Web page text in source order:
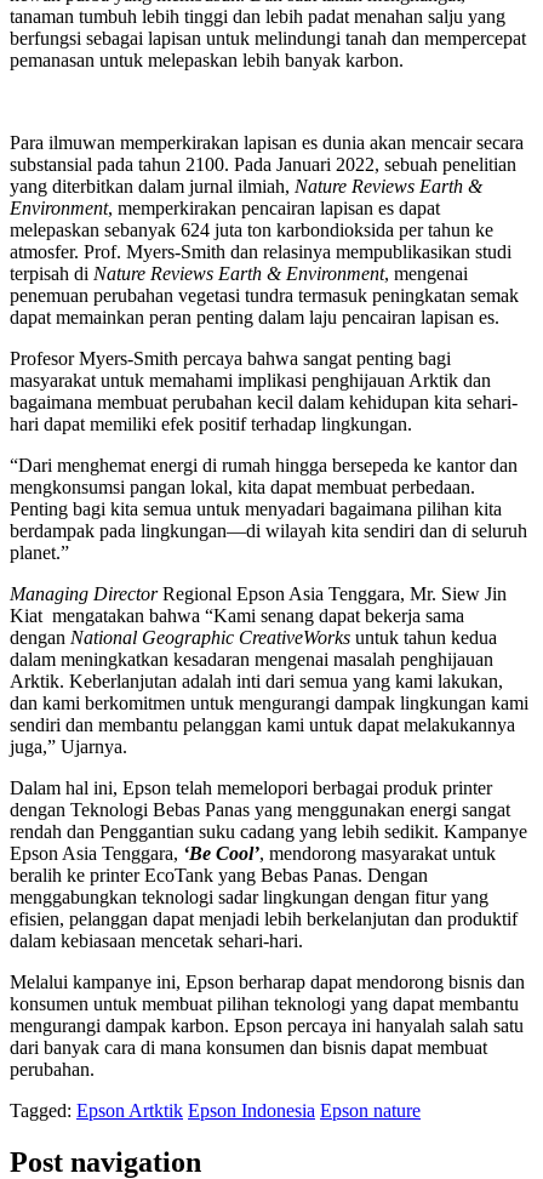
tanaman tumbuh lebih tinggi dan lebih padat menahan salju yang
berfungsi sebagai lapisan untuk melindungi tanah dan mempercepat
pemanasan untuk melepaskan lebih banyak karbon.
Para ilmuwan memperkirakan lapisan es dunia akan mencair secara
substansial pada tahun 2100. Pada Januari 2022, sebuah penelitian
yang diterbitkan dalam jurnal ilmiah, Nature Reviews Earth &
Environment, memperkirakan pencairan lapisan es dapat
melepaskan sebanyak 624 juta ton karbondioksida per tahun ke
atmosfer. Prof. Myers-Smith dan relasinya mempublikasikan studi
terpisah di Nature Reviews Earth & Environment, mengenai
penemuan perubahan vegetasi tundra termasuk peningkatan semak
dapat memainkan peran penting dalam laju pencairan lapisan es.
Profesor Myers-Smith percaya bahwa sangat penting bagi
masyarakat untuk memahami implikasi penghijauan Arktik dan
bagaimana membuat perubahan kecil dalam kehidupan kita sehari-
hari dapat memiliki efek positif terhadap lingkungan.
“Dari menghemat energi di rumah hingga bersepeda ke kantor dan
mengkonsumsi pangan lokal, kita dapat membuat perbedaan.
Penting bagi kita semua untuk menyadari bagaimana pilihan kita
berdampak pada lingkungan—di wilayah kita sendiri dan di seluruh
planet.”
Managing DirectorRegional Epson Asia Tenggara, Mr. Siew Jin
Kiat mengatakan bahwa “Kami senang dapat bekerja sama
dengan National Geographic CreativeWorks untuk tahun kedua
dalam meningkatkan kesadaran mengenai masalah penghijauan
Arktik. Keberlanjutan adalah inti dari semua yang kami lakukan,
dan kami berkomitmen untuk mengurangi dampak lingkungan kami
sendiri dan membantu pelanggan kami untuk dapat melakukannya
juga,” Ujarnya.
Dalam hal ini, Epson telah memelopori berbagai produk printer
dengan Teknologi Bebas Panas yang menggunakan energi sangat
rendah dan Penggantian suku cadang yang lebih sedikit. Kampanye
Epson Asia Tenggara, ‘Be Cool’, mendorong masyarakat untuk
beralih ke printer EcoTank yang Bebas Panas. Dengan
menggabungkan teknologi sadar lingkungan dengan fitur yang
efisien, pelanggan dapat menjadi lebih berkelanjutan dan produktif
dalam kebiasaan mencetak sehari-hari.
Melalui kampanye ini, Epson berharap dapat mendorong bisnis dan
konsumen untuk membuat pilihan teknologi yang dapat membantu
mengurangi dampak karbon. Epson percaya ini hanyalah salah satu
dari banyak cara di mana konsumen dan bisnis dapat membuat
perubahan.
Tagged: Epson Artktik Epson Indonesia Epson nature
Post navigation